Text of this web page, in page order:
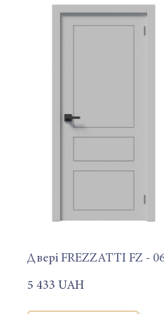
Двері FREZZATTI FZ -
5 433 UAH